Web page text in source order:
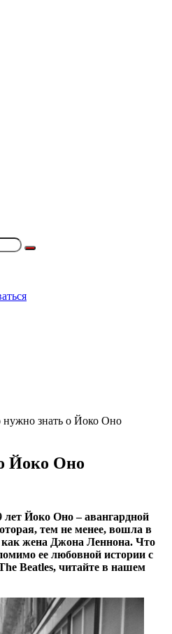
Поиск
нужно знать о Йоко Оно
Йоко Оно
лет Йоко Оно – авангардной
тем не менее, вошла в
жена Джона Леннона. Что
ее любовной истории с
Beatles, читайте в нашем